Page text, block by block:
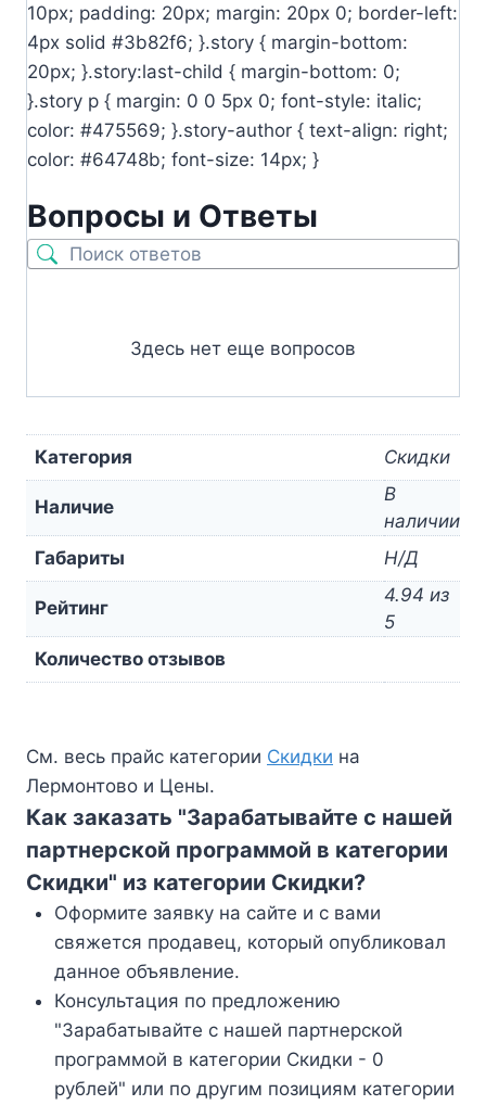
10px; padding: 20px; margin: 20px 0; border-left:
4px solid #3b82f6; }.story { margin-bottom:
20px; }.story:last-child { margin-bottom: 0;
}.story p { margin: 0 0 5px 0; font-style: italic;
color: #475569; }.story-author { text-align: right;
color: #64748b; font-size: 14px; }
Вопросы и Ответы
Здесь нет еще вопросов
Категория Скидки
Наличие
В
наличии
Габариты
Н/Д
Рейтинг
4.94 из
5
Количество отзывов
См. весь прайс категории Скидки на
Лермонтово и Цены.
Как заказать "Зарабатывайте с нашей
партнерской программой в категории
Скидки" из категории Скидки?
Оформите заявку на сайте и с вами
свяжется продавец, который опубликовал
данное объявление.
Консультация по предложению
"Зарабатывайте с нашей партнерской
программой в категории Скидки - 0
рублей" или по другим позициям категории